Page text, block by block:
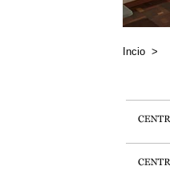
Incio >